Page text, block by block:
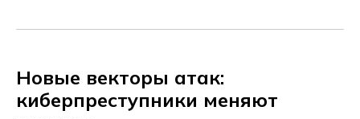
Новые векторы атак:
киберпреступники меняют